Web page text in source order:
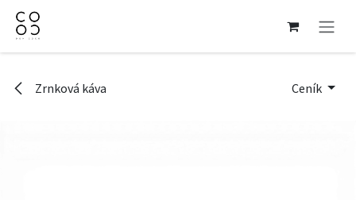
Přejít na obsah
Zrnková káva Ceník